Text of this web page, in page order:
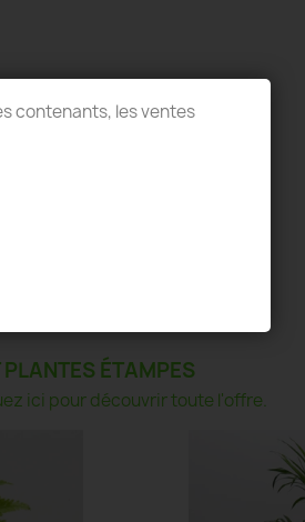
ÉTAMPES
ici pour découvrir toute l'offre.
contenants, les ventes